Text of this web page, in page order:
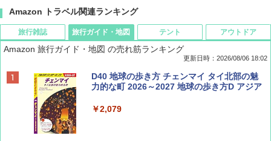
Amazon トラベル関連ランキング
旅行雑誌
ディズニーファン ２０２６年 ９月号 [雑
誌] (ＤＩＳＮＥＹ ＦＡＮ)
￥713
旅行ガイド・地図
Amazon 旅行ガイド・地図 の売れ筋ランキング
更新日時：2026/08/06 18:02
D40 地球の歩き方 チェンマイ タイ北部の魅
力的な町 2026～2027 地球の歩き方D アジア
￥2,079
テント アウトドア